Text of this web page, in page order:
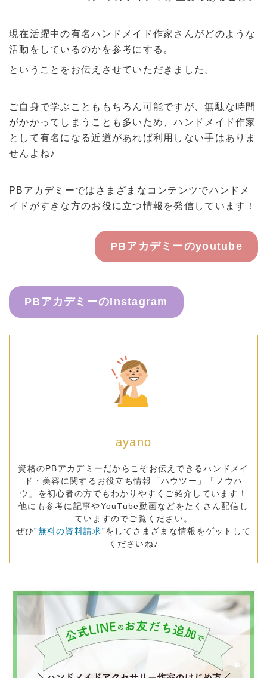
現在活躍中の有名ハンドメイド作家さんがどのような
活動をしているのかを参考にする。
ということをお伝えさせていただきました。
ご自身で学ぶことももちろん可能ですが、無駄な時間
がかかってしまうことも多いため、ハンドメイド作家
として有名になる近道があれば利用しない手はありま
せんよね♪
PBアカデミーではさまざまなコンテンツでハンドメ
イドがすきな方のお役に立つ情報を発信しています！
PBアカデミーのyoutube
PBアカデミーのInstagram
ayano
資格のPBアカデミーだからこそお伝えできるハンドメイ
ド・美容に関するお役立ち情報「ハウツー」「ノウハ
ウ」を初心者の方でもわかりやすくご紹介しています！
他にも参考に記事やYouTube動画などをたくさん配信し
ていますのでご覧ください。
ぜひ”無料の資料請求”をしてさまざまな情報をゲットして
くださいね♪